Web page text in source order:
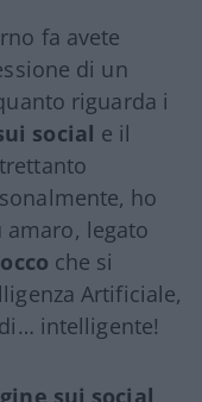
fa avete
di un
riguarda i
social e il
ho
legato
che si
Artificiale,
intelligente!